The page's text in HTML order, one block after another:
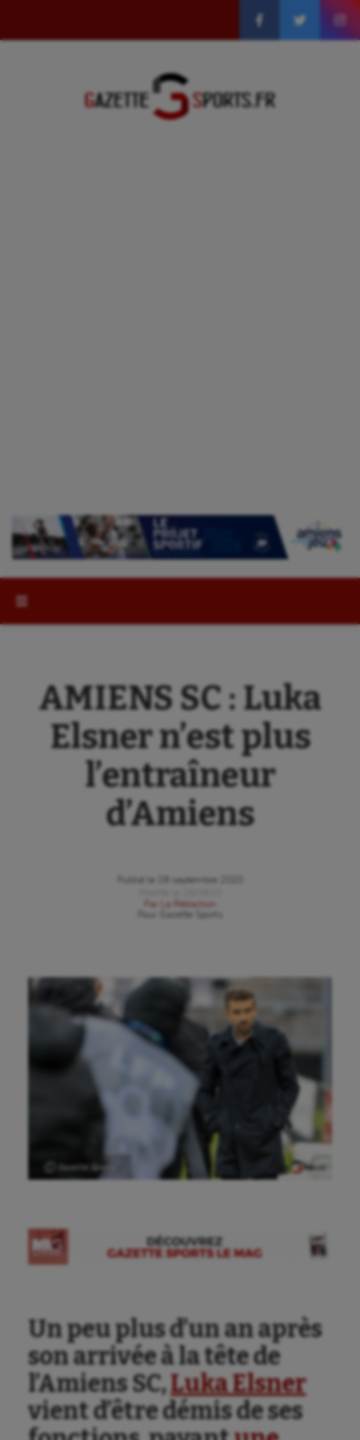
Aéronautique
AMIENS SC : Luka
Elsner n’est plus
l’entraîneur
d’Amiens
Publié le
28 septembre 2020
Par
La Rédaction
Gazette Sports
Ⓒ Gazette Sports
Un peu plus d’un an après
son arrivée à la tête de
l’Amiens SC,Luka Elsner
vient d’être démis de ses